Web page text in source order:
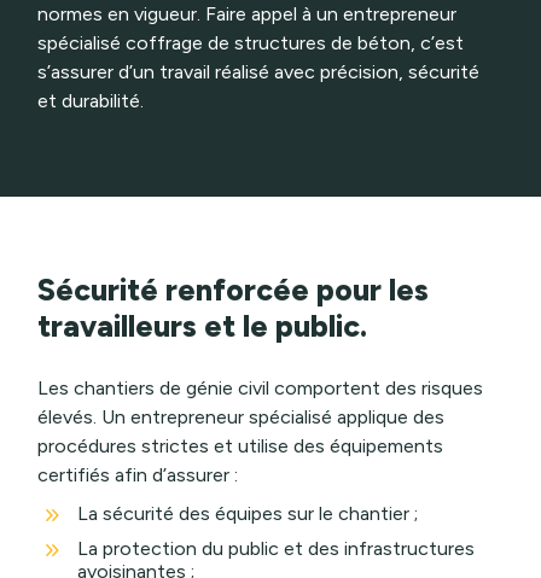
normes en vigueur. Faire appel à un entrepreneur
spécialisé coffrage de structures de béton, c’est
s’assurer d’un travail réalisé avec précision, sécurité
et durabilité.
Sécurité renforcée pour les
travailleurs et le public.
Les chantiers de génie civil comportent des risques
élevés. Un entrepreneur spécialisé applique des
procédures strictes et utilise des équipements
certifiés afin d’assurer :
9 La sécurité des équipes sur le chantier ;
9
La protection du public et des infrastructures
avoisinantes ;